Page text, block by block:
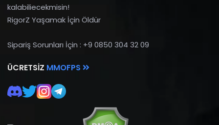
kalabiliecekmisin!
RigorZ Yaşamak İçin Öldür
Sipariş Sorunları İçin : +9 0850 304 32 09
ÜCRETSIZ MMOFPS